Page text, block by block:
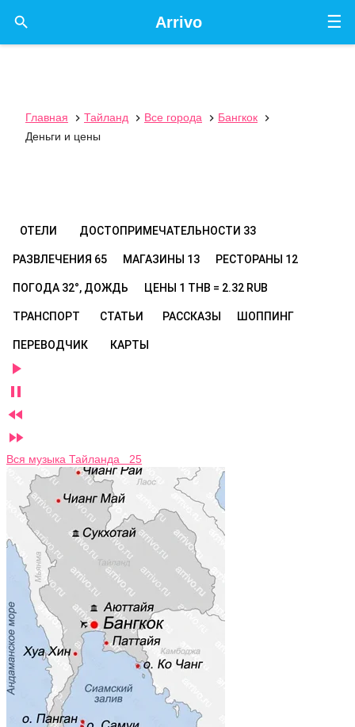
☰
Arrivo

Главная  Тайланд  Все города  Бангкок

Деньги и цены
ОТЕЛИ ДОСТОПРИМЕЧАТЕЛЬНОСТИ 33
РАЗВЛЕЧЕНИЯ 65 МАГАЗИНЫ 13 РЕСТОРАНЫ 12
ПОГОДА 32°, ДОЖДЬ ЦЕНЫ 1 THB = 2.32 RUB
ТРАНСПОРТ СТАТЬИ РАССКАЗЫ ШОППИНГ
ПЕРЕВОДЧИК КАРТЫ




Вся музыка Тайланда 25